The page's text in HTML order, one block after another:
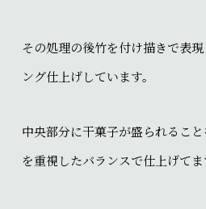
その処理の後竹を付け描きで表
ング仕上げしています。
中央部分に干菓子が盛られるこ
を重視したバランスで仕上げてま